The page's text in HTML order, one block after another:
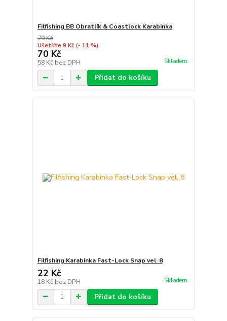
Filfishing BB Obratlík & Coastlock Karabinka
79 Kč
Ušetříte 9 Kč (- 11 %)
70 Kč
58 Kč bez DPH Skladem
Přidat do košíku
Filfishing Karabinka Fast-Lock Snap vel. 8
22 Kč
18 Kč bez DPH Skladem
Přidat do košíku